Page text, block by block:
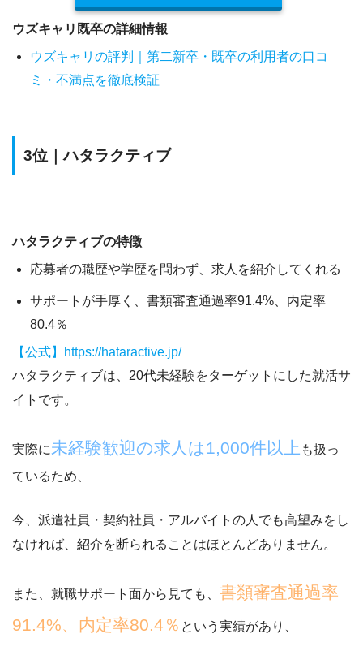
ウズキャリ既卒の詳細情報
ウズキャリの評判｜第二新卒・既卒の利用者の口コ
ミ・不満点を徹底検証
3位｜ハタラクティブ
ハタラクティブの特徴
応募者の職歴や学歴を問わず、求人を紹介してくれる
サポートが手厚く、書類審査通過率91.4%、内定率
80.4％
【公式】https://hataractive.jp/
ハタラクティブは、20代未経験をターゲットにした就活サ
イトです。
実際に未経験歓迎の求人は1,000件以上 も扱っ
ているため、
今、派遣社員・契約社員・アルバイトの人でも高望みをし
なければ、紹介を断られることはほとんどありません。
また、就職サポート面から見ても、 書類審査通過率
91.4%、内定率80.4％ という実績があり、